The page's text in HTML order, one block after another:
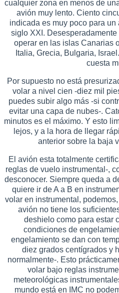
cualquier zona en menos de
avión muy lento. Ciento
indicada es muy poco para un
siglo XXI.
operar en las islas Canarias
Italia, Grecia, Bulgaria,
cuesta
Por supuesto no está
volar a nivel cien -diez mil
puedes subir algo más -si
evitar una capa de nubes-.
minutos es el máximo. Y esto
lejos, y a la hora de llegar
anterior sobre la baja
El avión esta totalmente
reglas de vuelo instrumental-,
desconocer. Siempre queda a
quiere ir de A a B en
volar en instrumental,
avión no tiene los
deshielo como para estar
condiciones de
engelamiento se dan con
diez grados centígrados y
normalmente-. Esto
volar bajo reglas
meteorológicas
mundo está en IMC no